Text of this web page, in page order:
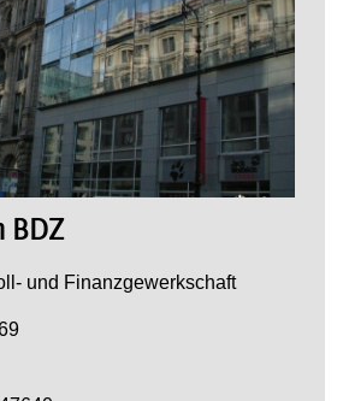
BDZ
und Finanzgewerkschaft